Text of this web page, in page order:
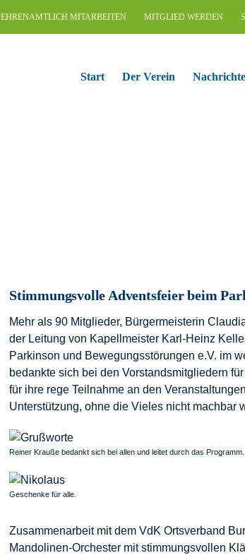
EHRENAMTLICH MITARBEITEN MITGLIED WERDEN
Start Der Verein
Stimmungsvolle Adventsfeier beim
Mehr als 90 Mitglieder, Bürgermeisterin
der Leitung von Kapellmeister Karl-Heinz
Parkinson und Bewegungsstörungen e.V. im
bedankte sich bei den Vorstandsmitgliedern
für ihre rege Teilnahme an den
Unterstützung, ohne die Vieles nicht machbar
Reiner Krauße bedankt sich bei allen und leitet durch das Programm.
Geschenke für alle.
Zusammenarbeit mit dem VdK Ortsverband
Mandolinen-Orchester mit stimmungsvollen